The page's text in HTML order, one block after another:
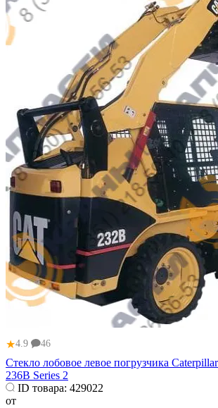
★4.9 46
Стекло лобовое левое погрузчика
236B Series 2
ID товара: 429022
от